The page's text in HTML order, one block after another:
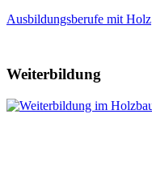
Ausbildungsberufe mit Holz
Weiterbildung